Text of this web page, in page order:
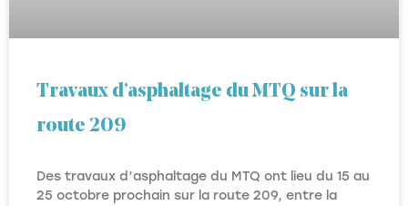
Travaux d’asphaltage du MTQ sur la
route 209
Des travaux d’asphaltage du MTQ ont lieu du 15 au
25 octobre prochain sur la route 209, entre la